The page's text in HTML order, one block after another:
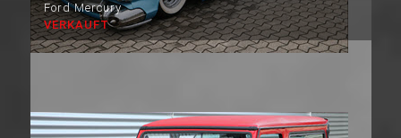
Ford Mercury
VERKAUFT